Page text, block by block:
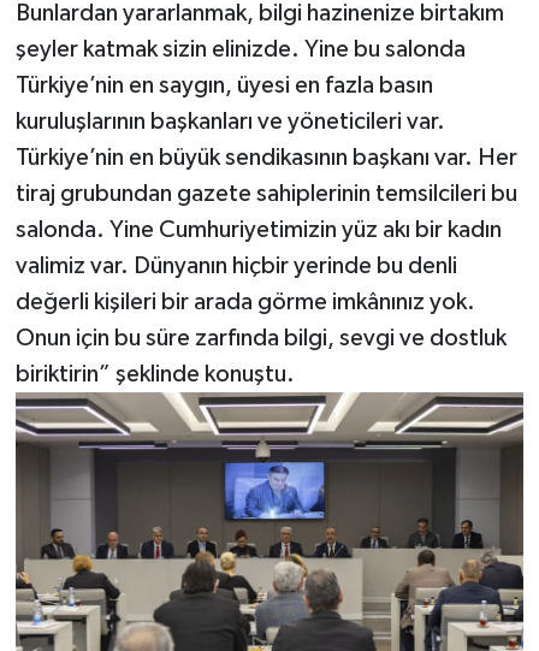
Bunlardan yararlanmak, bilgi hazinenize birtakım
şeyler katmak sizin elinizde. Yine bu salonda
Türkiye’nin en saygın, üyesi en fazla basın
kuruluşlarının başkanları ve yöneticileri var.
Türkiye’nin en büyük sendikasının başkanı var. Her
tiraj grubundan gazete sahiplerinin temsilcileri bu
salonda. Yine Cumhuriyetimizin yüz akı bir kadın
valimiz var. Dünyanın hiçbir yerinde bu denli
değerli kişileri bir arada görme imkânınız yok.
Onun için bu süre zarfında bilgi, sevgi ve dostluk
biriktirin” şeklinde konuştu.